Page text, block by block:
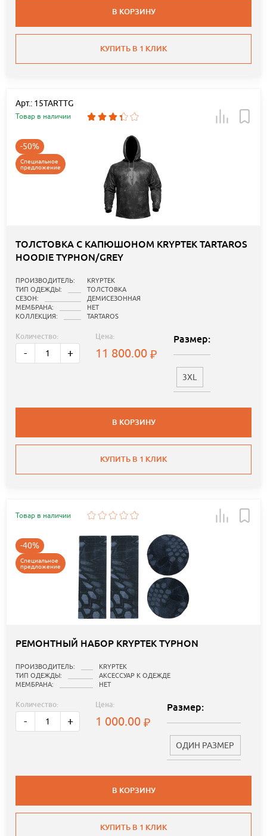
В КОРЗИНУ
КУПИТЬ В 1 КЛИК
Арт.: 15TARTTG
Товар в наличии
-50%
Специальное
предложение
ТОЛСТОВКА С КАПЮШОНОМ KRYPTEK TARTAROS
HOODIE TYPHON/GREY
ПРОИЗВОДИТЕЛЬ:
KRYPTEK
ТИП ОДЕЖДЫ:
ТОЛСТОВКА
СЕЗОН:
ДЕМИСЕЗОННАЯ
МЕМБРАНА:
НЕТ
КОЛЛЕКЦИЯ:
TARTAROS
Количество:
- +
Цена:
11 800.00
Размер:
3XL
В КОРЗИНУ
КУПИТЬ В 1 КЛИК
Товар в наличии
-40%
Специальное
предложение
РЕМОНТНЫЙ НАБОР KRYPTEK TYPHON
ПРОИЗВОДИТЕЛЬ:
KRYPTEK
ТИП ОДЕЖДЫ:
АКСЕССУАР К ОДЕЖДЕ
МЕМБРАНА:
НЕТ
Количество:
- +
Цена:
1 000.00
Размер:
ОДИН РАЗМЕР
В КОРЗИНУ
КУПИТЬ В 1 КЛИК